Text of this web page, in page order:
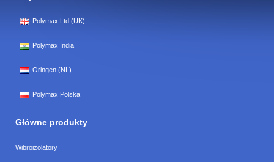
Polymax Ltd (UK)
Polymax India
Oringen (NL)
Polymax Polska
Główne produkty
Wibroizolatory